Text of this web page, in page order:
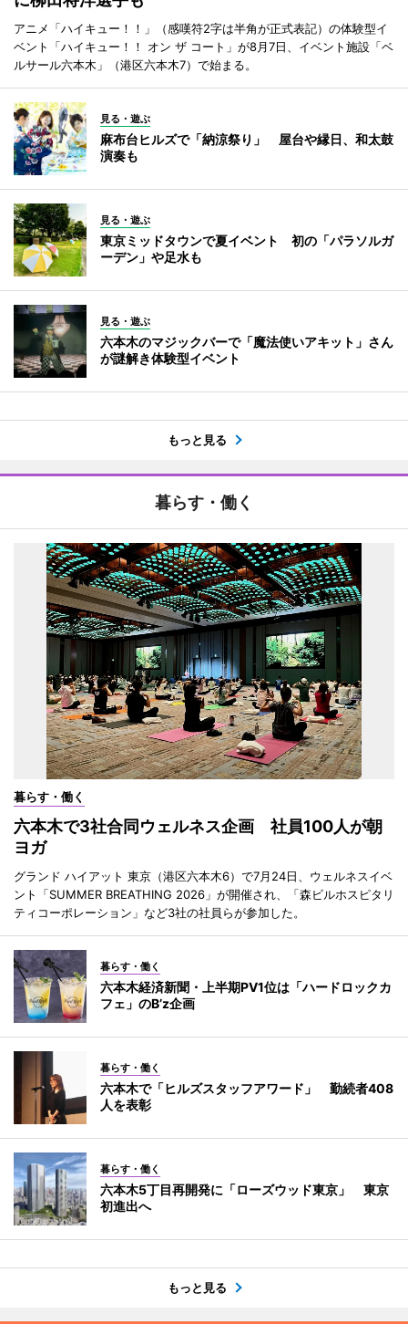
アニメ「ハイキュー！！」（感嘆符2字は半角が正式表記）の体験型イ
ベント「ハイキュー！！ オン ザ コート」が8月7日、イベント施設「ベ
ルサール六本木」（港区六本木7）で始まる。
見る・遊ぶ
麻布台ヒルズで「納涼祭り」 屋台や縁日、和太鼓
演奏も
見る・遊ぶ
東京ミッドタウンで夏イベント 初の「パラソルガ
ーデン」や足水も
見る・遊ぶ
六本木のマジックバーで「魔法使いアキット」さん
が謎解き体験型イベント
もっと見る
暮らす・働く
暮らす・働く
六本木で3社合同ウェルネス企画 社員100人が朝
ヨガ
グランド ハイアット 東京（港区六本木6）で7月24日、ウェルネスイベ
ント「SUMMER BREATHING 2026」が開催され、「森ビルホスピタリ
ティコーポレーション」など3社の社員らが参加した。
暮らす・働く
六本木経済新聞・上半期PV1位は「ハードロックカ
フェ」のB’z企画
暮らす・働く
六本木で「ヒルズスタッフアワード」 勤続者408
人を表彰
暮らす・働く
六本木5丁目再開発に「ローズウッド東京」 東京
初進出へ
もっと見る